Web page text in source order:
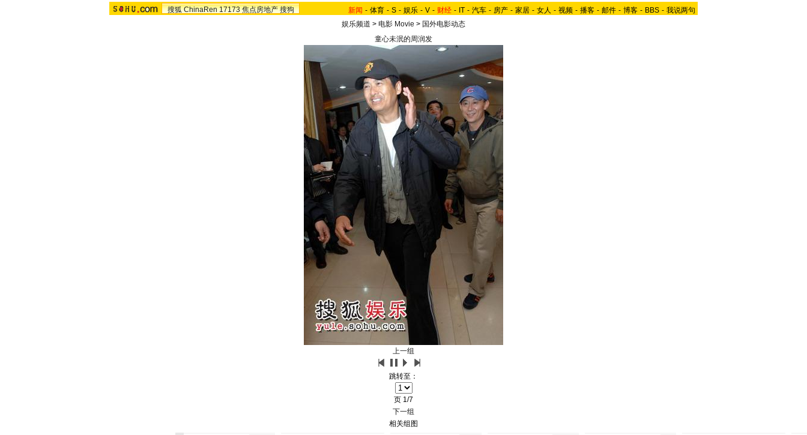
搜狐 ChinaRen 17173 焦点房地产 搜狗 新闻 - 体育 - S - 娱乐 - V - 财经 - IT - 汽车 - 房产 - 家居 - 女人 - 视频 - 播客 - 邮件 - 博客 - BBS - 我说两句
娱乐频道 > 电影 Movie > 国外电影动态
童心未泯的周润发
上一组
跳转至：
页 1/7
下一组
相关组图